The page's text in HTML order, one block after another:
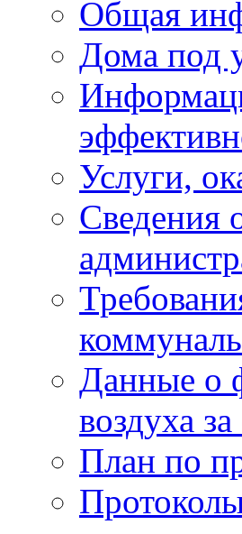
Общая
Дома под
Услуги,
Сведения
Данные о
воздуха
План по